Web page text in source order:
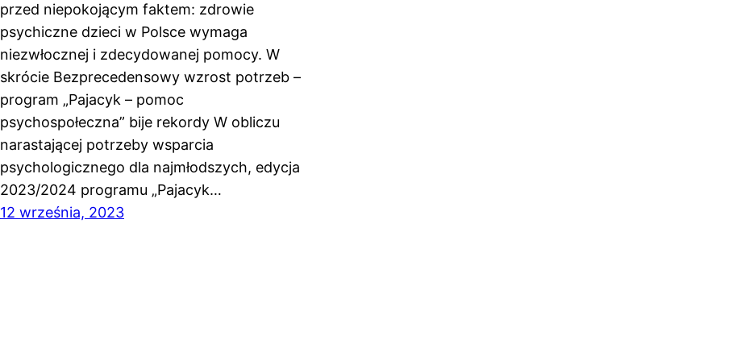
przed niepokojącym faktem: zdrowie
psychiczne dzieci w Polsce wymaga
niezwłocznej i zdecydowanej pomocy. W
skrócie Bezprecedensowy wzrost potrzeb –
program „Pajacyk – pomoc
psychospołeczna” bije rekordy W obliczu
narastającej potrzeby wsparcia
psychologicznego dla najmłodszych, edycja
2023/2024 programu „Pajacyk…
12 września, 2023